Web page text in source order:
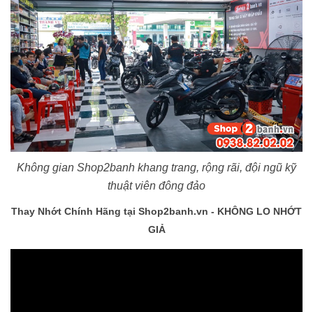
Không gian Shop2banh khang trang, rộng rãi, đội ngũ kỹ
thuật viên đông đảo
Thay Nhớt Chính Hãng tại Shop2banh.vn - KHÔNG LO NHỚT
GIẢ